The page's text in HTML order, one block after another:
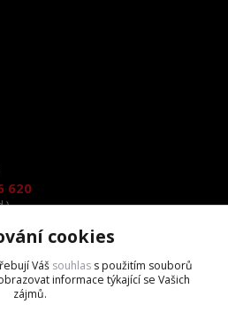
620
cookies
Váš souhlas s použitím souborů
informace týkající se Vašich
zájmů.